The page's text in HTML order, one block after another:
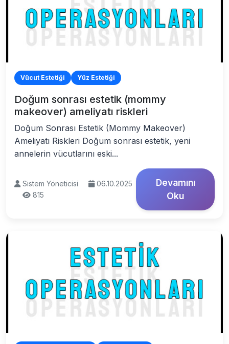
Vücut Estetiği Yüz Estetiği
Doğum sonrası estetik (mommy
makeover) ameliyatı riskleri
Doğum Sonrası Estetik (Mommy Makeover)
Ameliyatı Riskleri Doğum sonrası estetik, yeni
annelerin vücutlarını eski...
Sistem Yöneticisi
06.10.2025
815
Devamını
Oku